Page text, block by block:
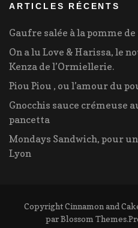
ARTICLES RÉCENTS
Gaufre salée à la pomme
On a lu Love & Harissa, le
Kenza de l’Ormiellerie.
Piou Piou , ou l’amour du
Gnocchis sauce crémeuse
pancetta
Mondays Sandwich, pour
Lyon
Copyright Cinnamon and
parBlossom Themes